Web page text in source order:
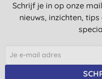
Schrijf je in op onze
nieuws, inzichten,